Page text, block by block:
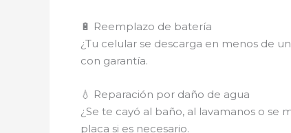
🔋 Reemplazo de batería
¿Tu celular se descarga en menos de
con garantía.
💧 Reparación por daño de agua
¿Se te cayó al baño, al lavamanos o se
placa si es necesario.